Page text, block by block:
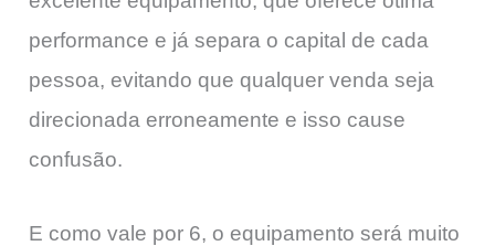
performance e já separa o capital de cada
pessoa, evitando que qualquer venda seja
direcionada erroneamente e isso cause
confusão.
E como vale por 6, o equipamento será muito